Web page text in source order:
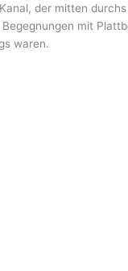
der mitten
mit
waren.